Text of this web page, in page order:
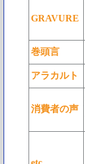
GRAVURE
巻頭言
アラカルト
消費者の声